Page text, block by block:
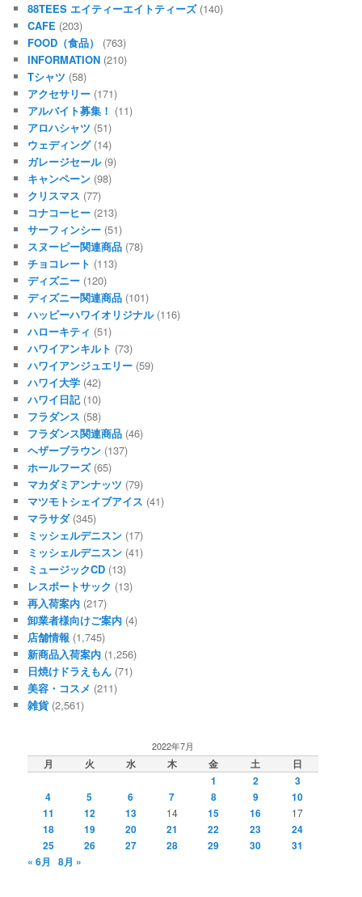
88TEES エイティーエイトティーズ(140)
CAFE (203)
FOOD（食品）
(763)
INFORMATION (210)
Tシャツ (58)
アクセサリー (171)
アルバイト募集！ (11)
アロハシャツ (51)
ウェディング(14)
ガレージセール(9)
キャンペーン (98)
クリスマス (77)
コナコーヒー (213)
サーフィンシー (51)
スヌーピー関連商品 (78)
チョコレート (113)
ディズニー (120)
ディズニー関連商品 (101)
ハッピーハワイオリジナル(116)
ハローキティ (51)
ハワイアンキルト (73)
ハワイアンジュエリー (59)
ハワイ大学 (42)
ハワイ日記(10)
フラダンス (58)
フラダンス関連商品 (46)
ヘザーブラウン (137)
ホールフーズ(65)
マカダミアンナッツ (79)
マツモトシェイブアイス (41)
マラサダ(345)
ミッシェルデニスン (17)
ミッシェルデニスン (41)
ミュージックCD (13)
レスポートサック (13)
再入荷案内 (217)
卸業者様向けご案内 (4)
店舗情報 (1,745)
新商品入荷案内 (1,256)
日焼けドラえもん (71)
美容・コスメ (211)
雑貨(2,561)
2022年7月
月 火 水 木 金 土
日
1
2
3
4
5 6 7 8 9
10
11
12 13 14 15 16 17
18 19 20 21 22 23
24
25
26 27 28 29 30
31
« 6月
8月 »